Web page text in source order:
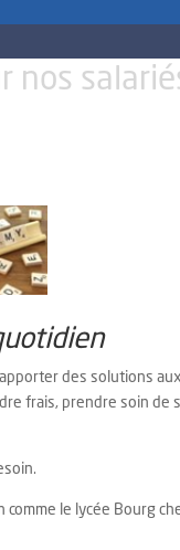
nos
des solutions
frais, prendre soin de
le lycée Bourg